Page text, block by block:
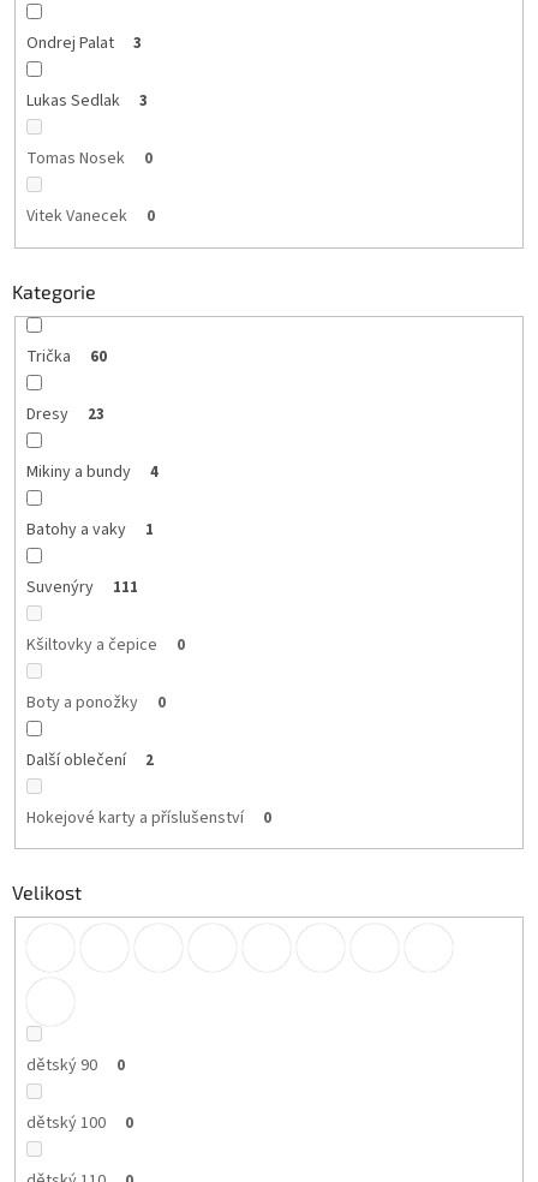
Ondrej Palat 3
Lukas Sedlak 3
Tomas Nosek 0
Vitek Vanecek 0
Kategorie
Trička 60
Dresy 23
Mikiny a bundy 4
Batohy a vaky 1
Suvenýry 111
Kšiltovky a čepice 0
Boty a ponožky 0
Další oblečení 2
Hokejové karty a příslušenství 0
Velikost
dětský 90 0
dětský 100 0